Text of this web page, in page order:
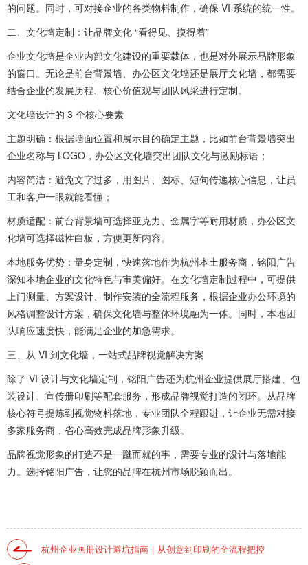
的问题。同时，可对接企业的各类物料制作，确保 VI 系统的统一性。
二、文化墙定制：让品牌文化 “看得见、摸得着”
企业文化墙是企业内部文化建设的重要载体，也是对外展示品牌形象
的窗口。无论是前台背景墙、办公区文化墙还是展厅文化墙，都需要
结合企业的发展历程、核心价值观与团队风采进行定制。
文化墙设计的 3 个核心要素
主题明确：根据墙面位置和展示目的确定主题，比如前台背景墙突出
企业名称与 LOGO，办公区文化墙突出团队文化与激励标语；
内容简洁：避免文字过多，用图片、图标、短句传递核心信息，让员
工和客户一眼就能看懂；
材质适配：前台背景墙可选择亚克力、金属字等耐用材质，办公区文
化墙可选择磁性白板，方便更新内容。
本地服务优势：量身定制，快速落地作为杭州本土服务商，铭阳广告
深知本地企业的文化特色与审美偏好。在文化墙定制过程中，可提供
上门测量、方案设计、制作安装的全流程服务，根据企业办公环境的
风格调整设计方案，确保文化墙与整体环境融为一体。同时，本地团
队响应速度快，能满足企业的加急需求。
三、从 VI 到文化墙，一站式品牌视觉解决方案
除了 VI 设计与文化墙定制，铭阳广告还为杭州企业提供展厅搭建、包
装设计、宣传册印刷等配套服务，形成品牌视觉打造的闭环。从品牌
核心符号提炼到视觉物料落地，专业团队全程跟进，让企业无需对接
多家服务商，省心高效完成品牌形象升级。
品牌视觉形象的打造不是一蹴而就的事，需要专业的设计与落地能
力。选择铭阳广告，让您的品牌在杭州市场脱颖而出。
杭州企业画册设计避坑指南｜从创意到印刷的全流程把控